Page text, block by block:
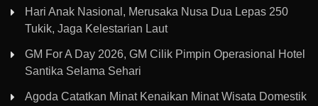
Hari Anak Nasional, Merusaka Nusa Dua Lepas 250
Tukik, Jaga Kelestarian Laut
GM For A Day 2026, GM Cilik Pimpin Operasional Hotel
Santika Selama Sehari
Agoda Catatkan Minat Kenaikan Minat Wisata Domestik